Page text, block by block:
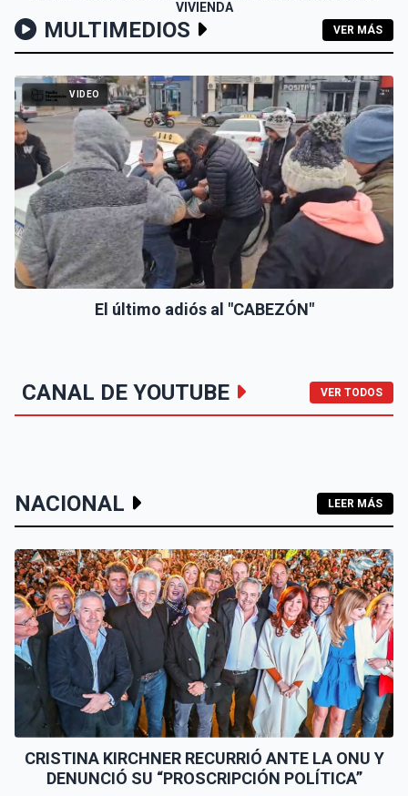
VIVIENDA
MULTIMEDIOS VER MÁS
VIDEO
El último adiós al "CABEZÓN"
CANAL DE YOUTUBE VER TODOS
NACIONAL LEER MÁS
CRISTINA KIRCHNER RECURRIÓ ANTE LA ONU Y
DENUNCIÓ SU “PROSCRIPCIÓN POLÍTICA”